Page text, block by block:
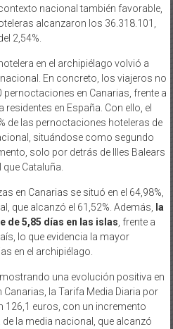
nacional también favorable,
alcanzaron los 36.318.101,
2,54%.
en el archipiélago volvió a
En concreto, los viajeros no
pernoctaciones en Canarias, frente a
en España. Con ello, el
de las pernoctaciones hoteleras de
situándose como segundo
solo por detrás de Illes Balears
Cataluña.
en Canarias se situó en el 64,98%,
que alcanzó el 61,52%. Además,
la
de 5,85 días en las islas , frente a
lo que evidencia la mayor
en el archipiélago.
una evolución positiva en
la Tarifa Media Diaria por
126,1 euros, con un incremento
la media nacional, que alcanzó